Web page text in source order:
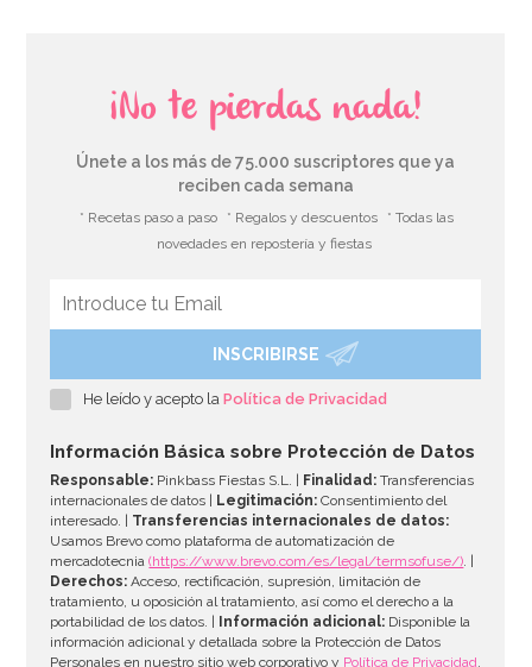
¡No te pierdas nada!
Únete a los más de 75.000 suscriptores que ya
reciben cada semana
* Recetas paso a paso * Regalos y descuentos
* Todas las
novedades en repostería y fiestas
INSCRIBIRSE
He leído y acepto laPolítica de Privacidad
Información Básica sobre Protección de Datos
Responsable: Pinkbass Fiestas S.L. | Finalidad: Transferencias
internacionales de datos |
Legitimación: Consentimiento del
interesado. | Transferencias internacionales de datos:
Usamos Brevo como plataforma de automatización de
mercadotecnia(https://www.brevo.com/es/legal/termsofuse/). |
Derechos: Acceso, rectificación, supresión, limitación de
tratamiento, u oposición al tratamiento, así como el derecho a la
portabilidad de los datos. |
Información adicional: Disponible la
información adicional y detallada sobre la Protección de Datos
Personales en nuestro sitio web corporativo y Política de Privacidad.